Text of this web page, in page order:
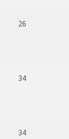
26
34
34